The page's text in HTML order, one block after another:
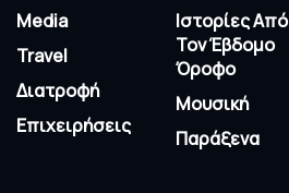
Media
Travel
Διατροφή
Επιχειρήσεις
Ιστορίες Από
Τον Έβδομο
Όροφο
Μουσική
Παράξενα